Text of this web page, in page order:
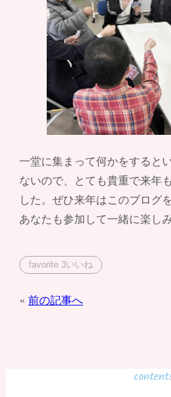
一堂に集まって何かをすると
ないので、とても貴重で来年
した。ぜひ来年はこのブログ
あなたも参加して一緒に楽し
favorite 3いいね
投前の記事へ